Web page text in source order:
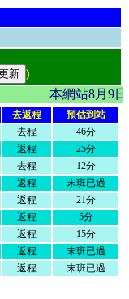
)
本網站8月9
去返程
預估到站
去程
46分
返程
25分
去程
12分
返程
末班已過
返程
21分
返程
5分
返程
15分
返程
末班已過
返程 末班已過